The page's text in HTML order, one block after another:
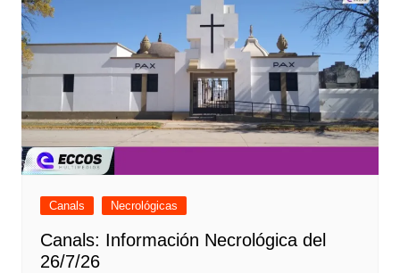
Canals Necrológicas
Canals: Información Necrológica del
26/7/26